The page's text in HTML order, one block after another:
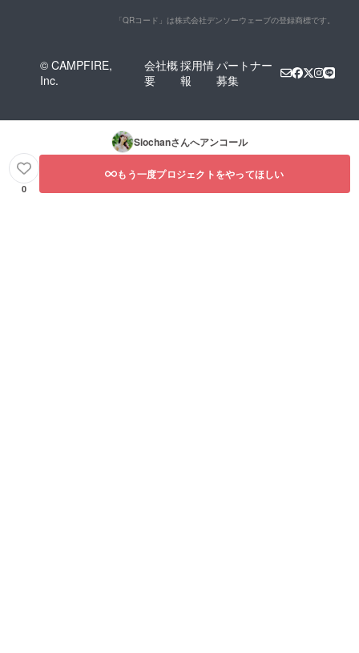
「QRコード」は株式会社デンソーウェーブの登録商標です。
© CAMPFIRE,
Inc.
会社概
要
採用情
報
パートナー
募集
Siochanさんへアンコール
0
もう一度プロジェクトをやってほしい